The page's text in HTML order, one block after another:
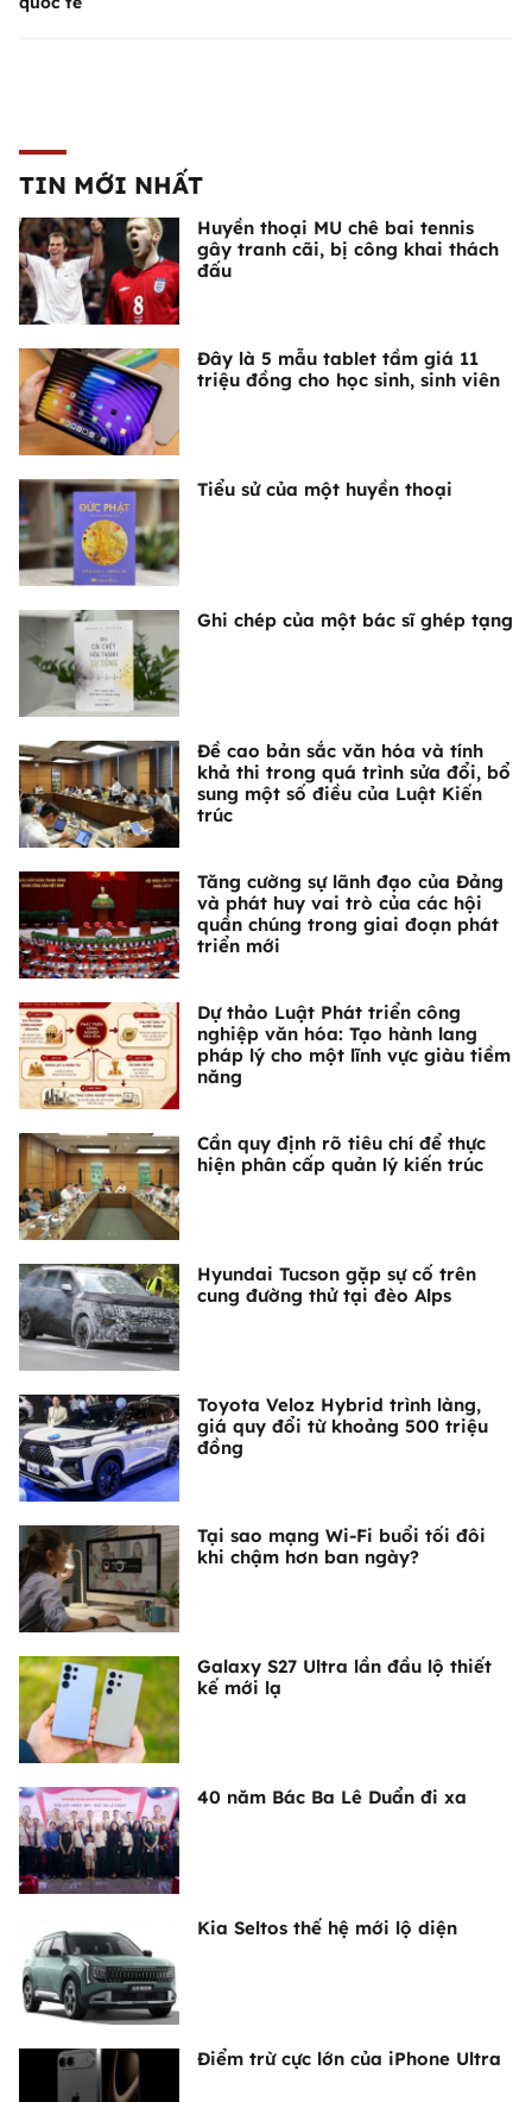
TIN MỚI NHẤT
Huyền thoại MU chê bai tennis
gây tranh cãi, bị công khai thách
đấu
Đây là 5 mẫu tablet tầm giá 11
triệu đồng cho học sinh, sinh viên
Tiểu sử của một huyền thoại
Ghi chép của một bác sĩ ghép tạng
Đề cao bản sắc văn hóa và tính
khả thi trong quá trình sửa đổi, bổ
sung một số điều của Luật Kiến
trúc
Tăng cường sự lãnh đạo của Đảng
và phát huy vai trò của các hội
quần chúng trong giai đoạn phát
triển mới
Dự thảo Luật Phát triển công
nghiệp văn hóa: Tạo hành lang
pháp lý cho một lĩnh vực giàu tiềm
năng
Cần quy định rõ tiêu chí để thực
hiện phân cấp quản lý kiến trúc
Hyundai Tucson gặp sự cố trên
cung đường thử tại đèo Alps
Toyota Veloz Hybrid trình làng,
giá quy đổi từ khoảng 500 triệu
đồng
Tại sao mạng Wi-Fi buổi tối đôi
khi chậm hơn ban ngày?
Galaxy S27 Ultra lần đầu lộ thiết
kế mới lạ
40 năm Bác Ba Lê Duẩn đi xa
Kia Seltos thế hệ mới lộ diện
Điểm trừ cực lớn của iPhone Ultra